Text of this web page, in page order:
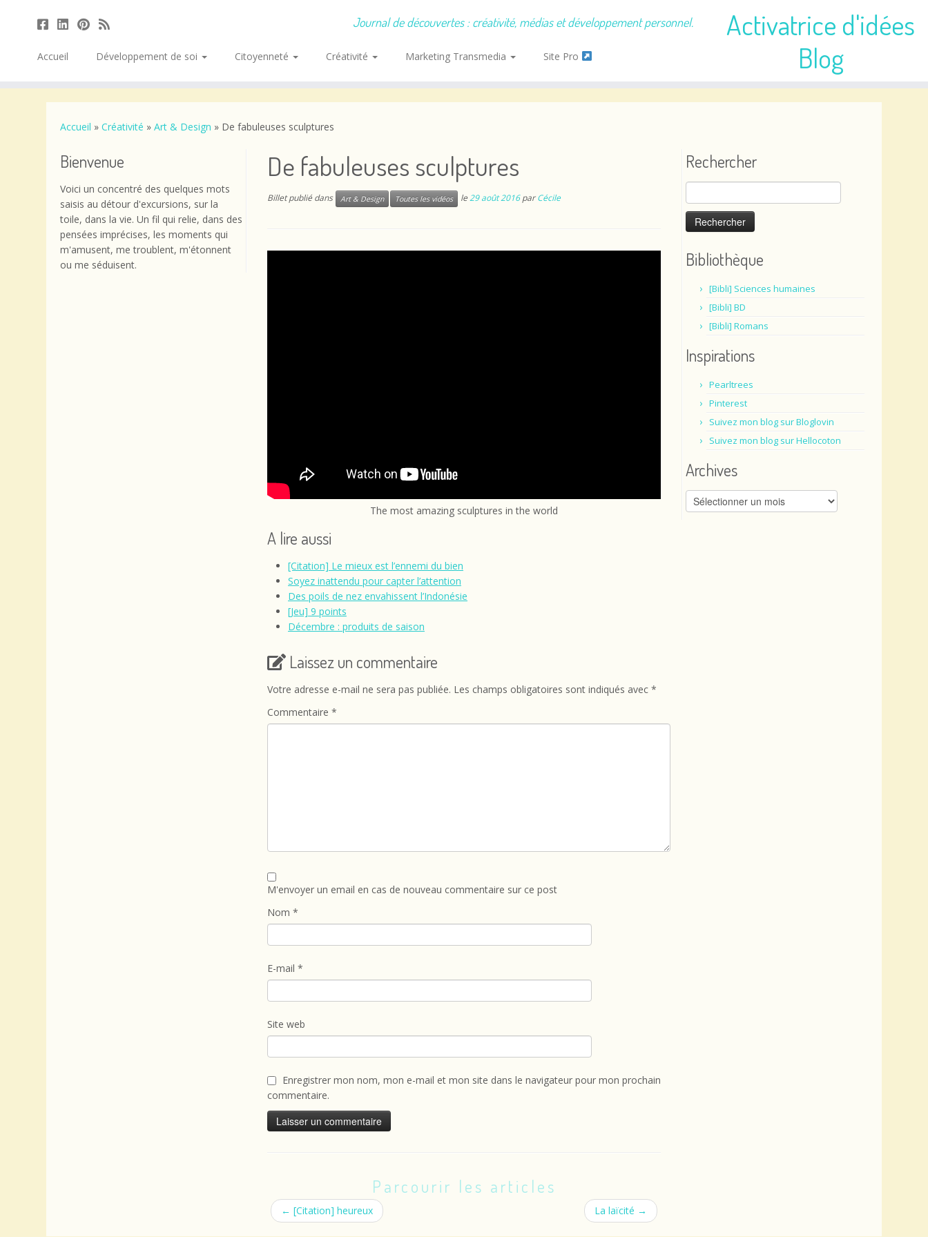
Activatrice d'idées
Blog
Journal de découvertes : créativité, médias et développement personnel.
Accueil Développement de soi Citoyenneté Créativité Marketing Transmedia Site Pro
Accueil » Créativité » Art & Design » De fabuleuses sculptures
Bienvenue
Voici un concentré des quelques mots
saisis au détour d'excursions, sur la
toile, dans la vie. Un fil qui relie, dans des
pensées imprécises, les moments qui
m'amusent, me troublent, m'étonnent
ou me séduisent.
De fabuleuses sculptures
Billet publié dans Art & Design Toutes les vidéos le29 août 2016 parCécile
The most amazing sculptures in the world
A lire aussi
[Citation] Le mieux est l’ennemi du bien
Soyez inattendu pour capter l’attention
Des poils de nez envahissent l’Indonésie
[Jeu] 9 points
Décembre : produits de saison
Laissez un commentaire
Votre adresse e-mail ne sera pas publiée. Les champs obligatoires sont indiqués avec *
Commentaire *
M'envoyer un email en cas de nouveau commentaire sur ce post
Nom *
E-mail *
Site web
Enregistrer mon nom, mon e-mail et mon site dans le navigateur pour mon prochain
commentaire.
Parcourir les articles
← [Citation] heureux La laïcité →
Rechercher
Rechercher :
Bibliothèque
[Bibli] Sciences humaines
[Bibli] BD
[Bibli] Romans
Inspirations
Pearltrees
Pinterest
Suivez mon blog sur Bloglovin
Suivez mon blog sur Hellocoton
Archives
Archives